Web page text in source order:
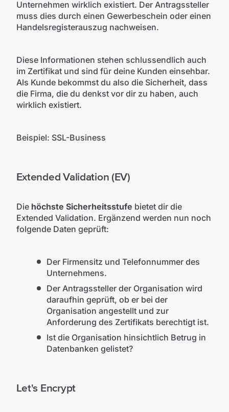
Unternehmen wirklich existiert. Der Antragssteller
muss dies durch einen Gewerbeschein oder einen
Handelsregisterauszug nachweisen.
Diese Informationen stehen schlussendlich auch
im Zertifikat und sind für deine Kunden einsehbar.
Als Kunde bekommst du also die Sicherheit, dass
die Firma, die du denkst vor dir zu haben, auch
wirklich existiert.
Beispiel: SSL-Business
Extended Validation (EV)
Die höchste Sicherheitsstufe bietet dir die
Extended Validation. Ergänzend werden nun noch
folgende Daten geprüft:
Der Firmensitz und Telefonnummer des
Unternehmens.
Der Antragssteller der Organisation wird
daraufhin geprüft, ob er bei der
Organisation angestellt und zur
Anforderung des Zertifikats berechtigt ist.
Ist die Organisation hinsichtlich Betrug in
Datenbanken gelistet?
Let's Encrypt